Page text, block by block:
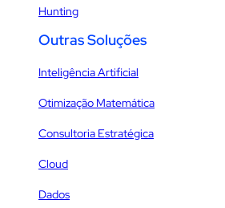
Hunting
Outras Soluções
Inteligência Artificial
Otimização Matemática
Consultoria Estratégica
Cloud
Dados